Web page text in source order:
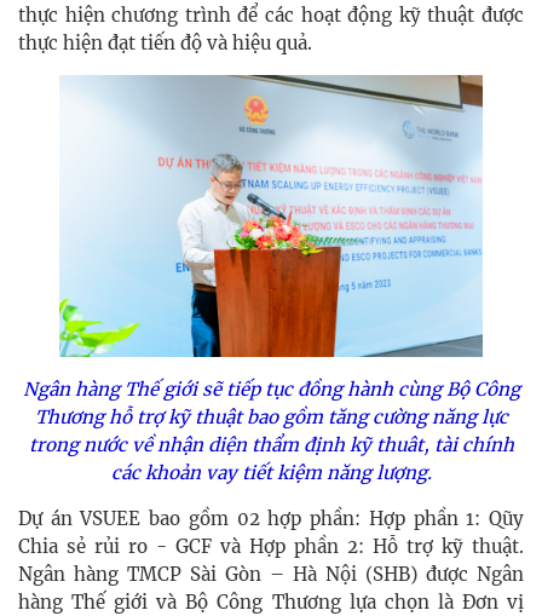
thực hiện chương trình để các hoạt động kỹ thuật được
thực hiện đạt tiến độ và hiệu quả.
Ngân hàng Thế giới sẽ tiếp tục đồng hành cùng Bộ Công
Thương hỗ trợ kỹ thuật bao gồm tăng cường năng lực
trong nước về nhận diệnthẩm định kỹ thuât, tài chính
các khoản vay tiết kiệm năng lượng.
Dự án VSUEE bao gồm 02 hợp phần: Hợp phần 1: Qũy
Chia sẻ rủi ro - GCF và Hợp phần 2: Hỗ trợ kỹ thuật.
Ngân hàng TMCP Sài Gòn – Hà Nội (SHB) được Ngân
hàng Thế giới và Bộ Công Thương lựa chọn là Đơn vị